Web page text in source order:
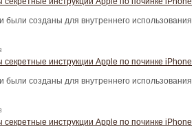
были созданы для внутреннего использования
секретные инструкции Apple по починке iPhone
были созданы для внутреннего использования
секретные инструкции Apple по починке iPhone